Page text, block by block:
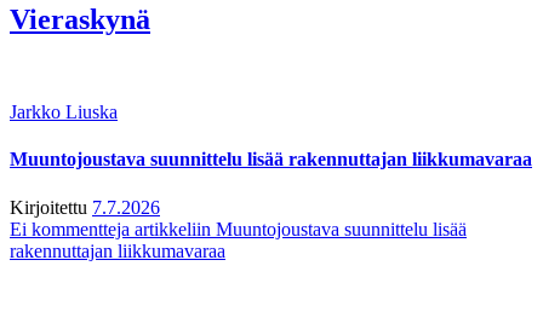
Vieraskynä
Jarkko Liuska
Muuntojoustava suunnittelu lisää rakennuttajan liikkumavaraa
Kirjoitettu 7.7.2026
Ei kommentteja artikkeliin Muuntojoustava suunnittelu lisää
rakennuttajan liikkumavaraa